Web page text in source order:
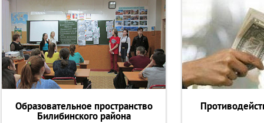
Образовательное пространство
Билибинского района